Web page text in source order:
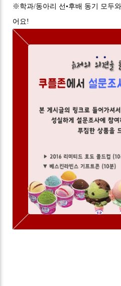
※학과/동아리 선•후배 동기 모두
어요!